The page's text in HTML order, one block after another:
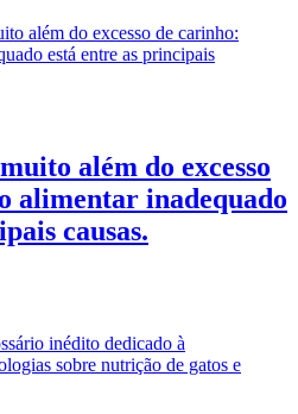
além do excesso
alimentar inadequado
causas.